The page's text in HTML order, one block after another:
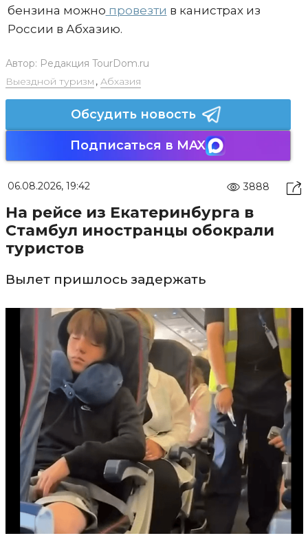
бензина можно провезти в канистрах из
России в Абхазию.
Автор: Редакция TourDom.ru
Выездной туризм , Абхазия
Обсудить новость
Подписаться в MAX
06.08.2026, 19:42 3888
На рейсе из Екатеринбурга в
Стамбул иностранцы обокрали
туристов
Вылет пришлось задержать